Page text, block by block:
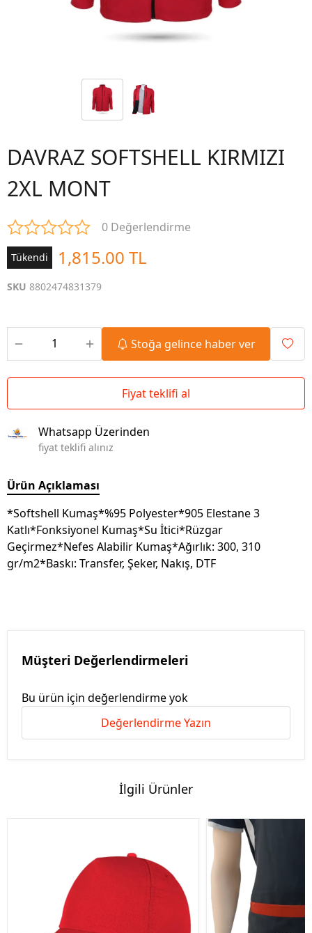
DAVRAZ SOFTSHELL KIRMIZI
2XL MONT
0 Değerlendirme
Tükendi 1,815.00 TL
SKU 8802474831379
Stoğa gelince haber ver
Fiyat teklifi al
Whatsapp Üzerinden
fiyat teklifi alınız
Ürün Açıklaması
*Softshell Kumaş*%95 Polyester*905 Elestane 3
Katlı*Fonksiyonel Kumaş*Su İtici*Rüzgar
Geçirmez*Nefes Alabilir Kumaş*Ağırlık: 300, 310
gr/m2*Baskı: Transfer, Şeker, Nakış, DTF
Müşteri Değerlendirmeleri
Bu ürün için değerlendirme yok
Değerlendirme Yazın
İlgili Ürünler